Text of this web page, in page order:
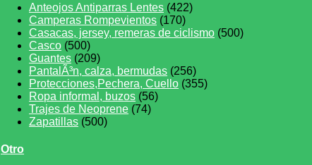
Anteojos Antiparras Lentes (422)
Camperas Rompevientos (170)
Casacas, jersey, remeras de ciclismo (500)
Casco (500)
Guantes (209)
PantalÃ³n, calza, bermudas (256)
Protecciones,Pechera, Cuello (355)
Ropa informal, buzos (56)
Trajes de Neoprene (74)
Zapatillas (500)
Otro